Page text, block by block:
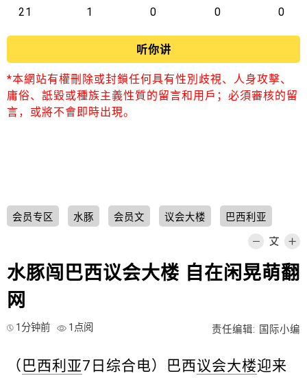
21 1 0 0 0
听你讲
*本網站有權刪除或封鎖任何具有性別歧視、人身攻擊、
庸俗、詆毀或種族主義性質的留言和用戶；必須審核的留
言，或將不會即時出現。
会员专区 水豚 会员文 议会大楼 巴西利亚
水豚闯巴西议会大楼 自在闲晃萌翻
网
1分钟前 1点阅 责任编辑: 国际小编
（ 巴西利亚7日综合电）巴西议会大楼迎来